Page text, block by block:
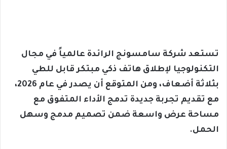
تستعد شركة سامسونج الرائدة عالمياً في مجال
التكنولوجيا لإطلاق هاتف ذكي مبتكر قابل للطي
بثلاثة أضعاف، ومن المتوقع أن يصدر في عام 2026،
مع تقديم تجربة جديدة تدمج الأداء المتفوق مع
مساحة عرض واسعة ضمن تصميم مدمج وسهل
الحمل.